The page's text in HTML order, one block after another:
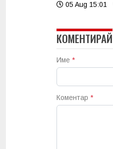
05 Aug 15:01
КОМЕНТИРАЙ
Име *
Коментар *